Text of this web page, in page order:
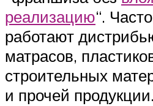
реализацию“.
работают
матрасов,
строительных
и прочей продукции.